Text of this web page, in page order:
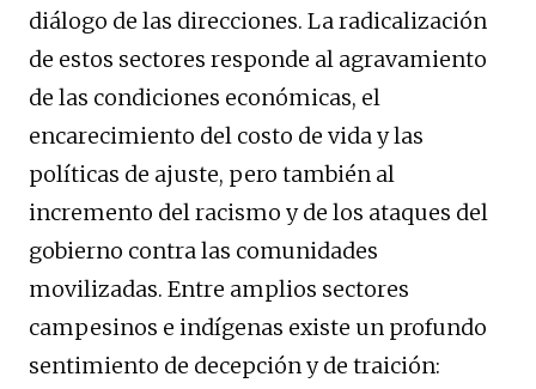
diálogo de las direcciones. La radicalización
de estos sectores responde al agravamiento
de las condiciones económicas, el
encarecimiento del costo de vida y las
políticas de ajuste, pero también al
incremento del racismo y de los ataques del
gobierno contra las comunidades
movilizadas. Entre amplios sectores
campesinos e indígenas existe un profundo
sentimiento de decepción y de traición: